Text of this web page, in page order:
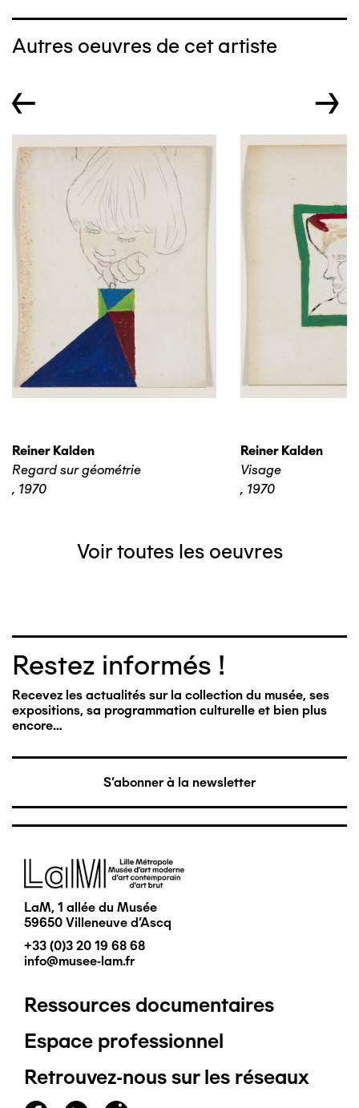
Autres oeuvres de cet artiste
← →
Reiner Kalden
Regard sur géométrie
, 1970
Reiner Kalden
Visage
, 1970
Voir toutes les oeuvres
Restez informés !
Recevez les actualités sur la collection du musée, ses
expositions, sa programmation culturelle et bien plus
encore…
S'abonner à la newsletter
Image
LaM, 1 allée du Musée
59650 Villeneuve d'Ascq
+33 (0)3 20 19 68 68
info@musee-lam.fr
Pied
de
page
Ressources documentaires
Espace professionnel
Retrouvez-nous sur les réseaux